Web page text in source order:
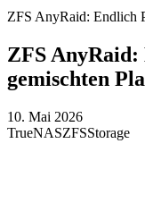
ZFS AnyRaid: Endlich
ZFS AnyRaid:
gemischten
10. Mai 2026
TrueNASZFSStorage